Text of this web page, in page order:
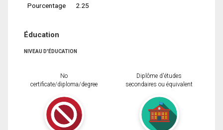
Pourcentage
2.25
Éducation
NIVEAU D'ÉDUCATION
No
certificate/diploma/degree
Diplôme d'études
secondaires ou équivalent